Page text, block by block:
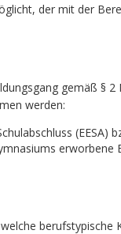
der mit der
gemäß §
werden:
(EESA)